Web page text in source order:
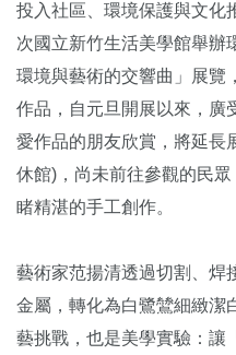
投入社區、環境保護與文化
次國立新竹生活美學館舉辦
環境與藝術的交響曲」展覽
作品，自元旦開展以來，廣
愛作品的朋友欣賞，將延長
休館)，尚未前往參觀的民
睹精湛的手工創作。
藝術家范揚清透過切割、焊
金屬，轉化為白鷺鷥細緻潔
藝挑戰，也是美學實驗：讓